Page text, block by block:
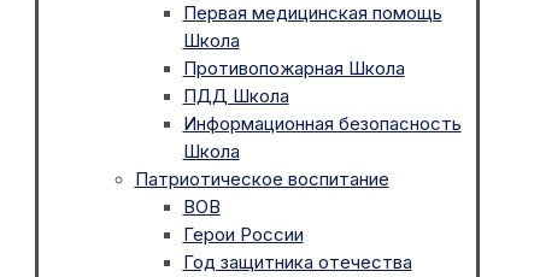
Первая медицинская помощь
Школа
Противопожарная Школа
ПДД Школа
Информационная безопасность
Школа
Патриотическое воспитание
ВОВ
Герои России
Год защитника отечества